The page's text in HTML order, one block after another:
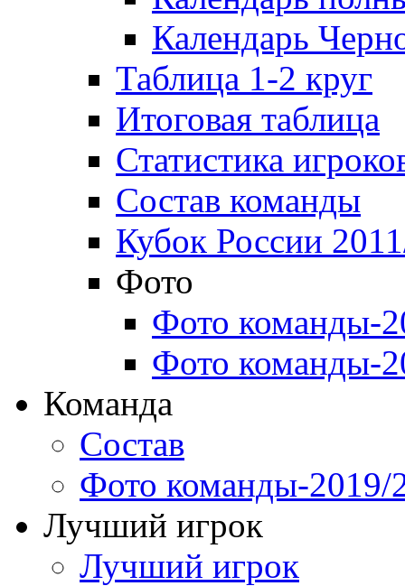
Календарь
Таблица 1-2 круг
Итоговая таблица
Статистика
Состав команды
Кубок России
Фото
Фото команды-
Фото команды-
Команда
Состав
Фото команды-2019/
Лучший игрок
Лучший игрок